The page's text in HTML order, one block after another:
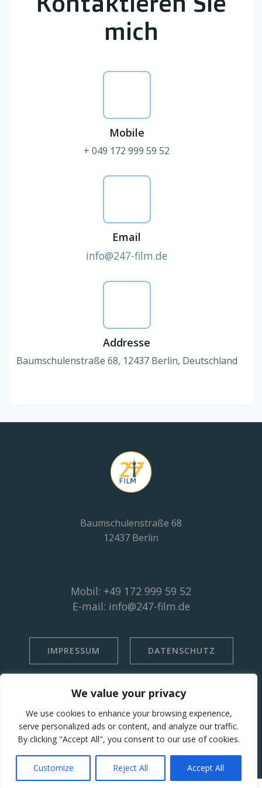
We value your privacy
We use cookies to enhance your browsing experience,
serve personalized ads or content, and analyze our traffic.
By clicking "Accept All", you consent to our use of cookies.
Customize Reject All Accept All
mich
Mobile
+ 049 172 999 59 52
Email
info@247-film.de
Addresse
Baumschulenstraße 68, 12437 Berlin, Deutschland
Baumschulenstraße 68
12437 Berlin
Mobil: +49 172 999 59 52
E-mail: info@247-film.de
IMPRESSUM DATENSCHUTZ
© 2026 Immobilienfotografie | Immobilienvideos |
Drohnenaufnahmen | Erklärfilme | Recruiting-Videos